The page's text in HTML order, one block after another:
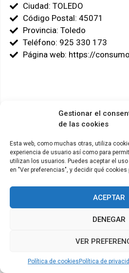
Gestionar el
de las cookies
Esta web, como muchas otras, utiliza
experiencia de usuario así como para
utilizan los usuarios. Puedes aceptar el
en "Ver preferencias", y decidir qué
ACEPTAR
DENEGAR
VER
Política de cookies Política de
Ciudad: TOLEDO
Código Postal: 45071
Provincia: Toledo
Teléfono: 925 330 173
Página web: https://
© ADICAE - 2022